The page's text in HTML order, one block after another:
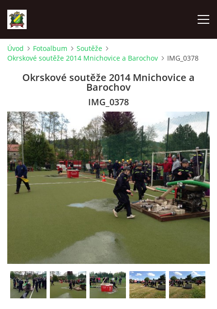
ÚVOD
ZÁSAHOVÁ JEDNOTKA
ZÁSAHY
FOTOALBUM
NAHLÁŠENÍ PÁLENÍ
PRONÁJEM SÁLU POŽÁRNÍHO DOMU
Úvod Fotoalbum
Soutěže
Okrskové soutěže 2014 Mnichovice a Barochov
IMG_0378
Okrskové soutěže 2014 Mnichovice a
Barochov
IMG_0378